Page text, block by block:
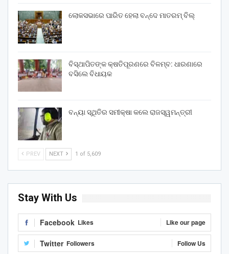
ଲୋକସଭାରେ ପାରିତ ହେଲା ବନ୍ଦେ ମାତରମ୍‌ ବିଲ୍‌
ବିସ୍ଥାପିତଙ୍କ କ୍ଷତିପୂରଣରେ ବିଳମ୍ବ: ଧାରଣାରେ
ବସିଲେ ବିଧାୟକ
ବନ୍ୟା ସ୍ଥିତିର ସମୀକ୍ଷା କଲେ ରାଜସ୍ୱମନ୍ତ୍ରୀ
PREV NEXT 1 of 5,609
Stay With Us
Facebook Likes Like our page
Twitter Followers Follow Us